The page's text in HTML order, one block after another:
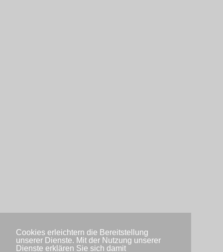
Cookies erleichtern die Bereitstellung
unserer Dienste. Mit der Nutzung unserer
Dienste erklären Sie sich damit